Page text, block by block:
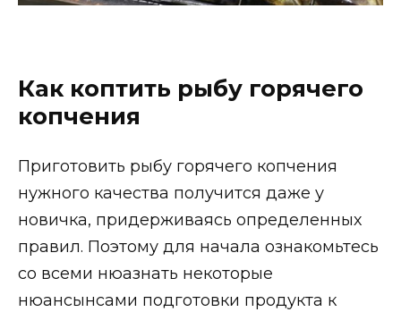
Как коптить рыбу горячего
копчения
Приготовить рыбу горячего копчения
нужного качества получится даже у
новичка, придерживаясь определенных
правил. Поэтому для начала ознакомьтесь
со всеми нюазнать некоторые
нюансынсами подготовки продукта к